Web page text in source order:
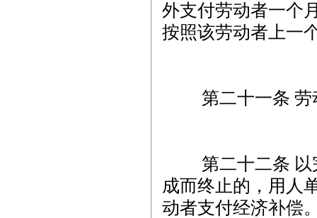
外支付劳动者一个
按照该劳动者上一
第二十一条 劳动
第二十二条 以完
成而终止的，用人
动者支付经济补偿